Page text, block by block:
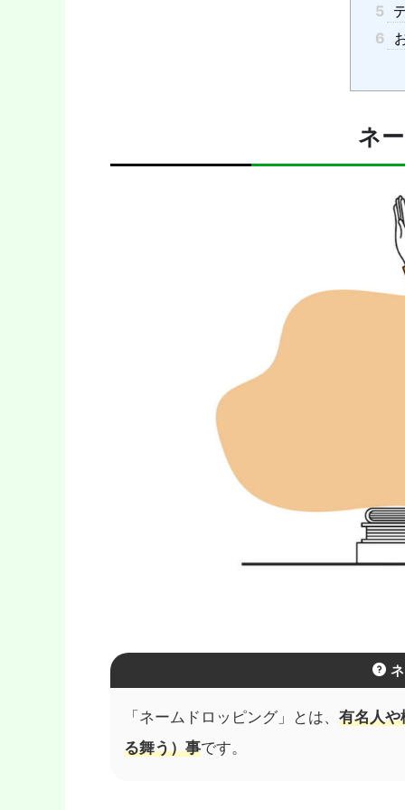
5
6
ネ
「ネームドロッピング」とは、 有名人や
る舞う）事です。